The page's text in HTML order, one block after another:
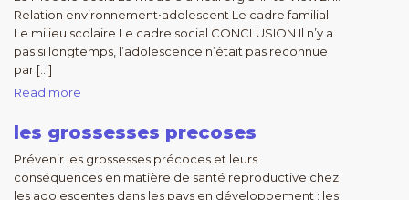
Relation environnement•adolescent Le cadre familial
Le milieu scolaire Le cadre social CONCLUSION Il n’y a
pas si longtemps, l’adolescence n’était pas reconnue
par […]
Read more
les grossesses precoses
Prévenir les grossesses précoces et leurs
conséquences en matière de santé reproductive chez
les adolescentes dans les pays en développement : les